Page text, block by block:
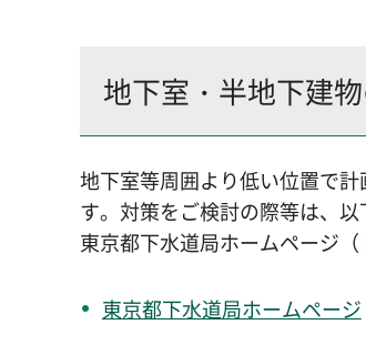
地下室・半地下建
地下室等周囲より低い位置で
す。対策をご検討の際等は、
東京都下水道局ホームページ
東京都下水道局ホームページ